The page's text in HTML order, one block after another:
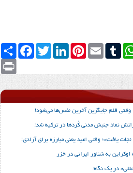
Facebook TwitterLinkedInPinterest Email Tumblr
Print
وقتی قلم جایگزین آخرین نفس‌ها می‌شود!
نماد جنبش مدنی کُردها در ترکیه شد!
یافت»؛ وقتی امید یعنی مبارزه برای آزادی!
به شناور ایرانی در خزر
در یک نگاه!